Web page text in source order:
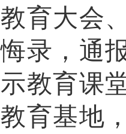
育大会
录，通
教育课
育基地